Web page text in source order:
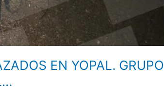
EN YOPAL. GRUPO